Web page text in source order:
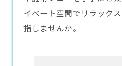
イベート空間でリラック
指しませんか。